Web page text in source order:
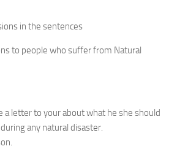
in the sentences
to people who suffer from Natural
a letter to your about what he she should
any natural disaster.